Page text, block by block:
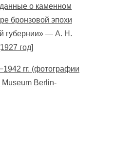
о каменном
бронзовой эпохи
губернии» — А. Н.
год]
гг. (фотографии
Museum Berlin-